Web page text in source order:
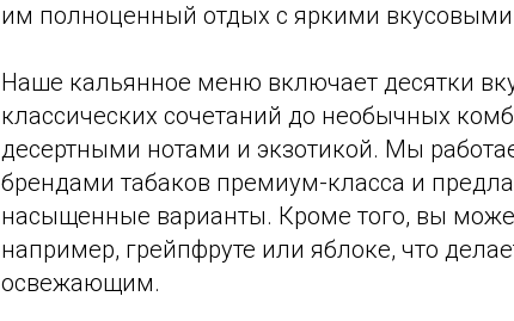
им полноценный отдых с яркими
Наше кальянное меню включает десятки
классических сочетаний до необычных
десертными нотами и экзотикой. Мы
брендами табаков премиум-класса и
насыщенные варианты. Кроме того, вы
например, грейпфруте или яблоке, что
освежающим.